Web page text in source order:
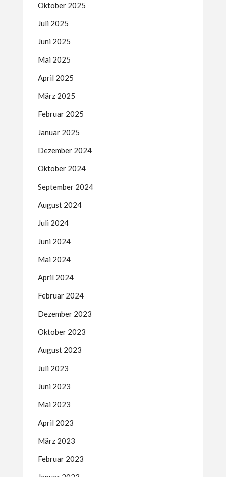
Oktober 2025
Juli 2025
Juni 2025
Mai 2025
April 2025
März 2025
Februar 2025
Januar 2025
Dezember 2024
Oktober 2024
September 2024
August 2024
Juli 2024
Juni 2024
Mai 2024
April 2024
Februar 2024
Dezember 2023
Oktober 2023
August 2023
Juli 2023
Juni 2023
Mai 2023
April 2023
März 2023
Februar 2023